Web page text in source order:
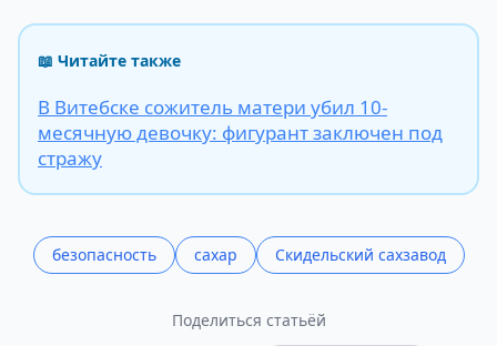
📖 Читайте также
В Витебске сожитель матери убил 10-
месячную девочку: фигурант заключен под
стражу
безопасность сахар Скидельский сахзавод
Поделиться статьёй